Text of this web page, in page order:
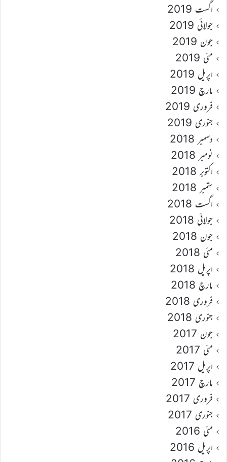
اگست 2019
جولائی 2019
جون 2019
مئی 2019
اپریل 2019
مارچ 2019
فروری 2019
جنوری 2019
دسمبر 2018
نومبر 2018
اکتوبر 2018
ستمبر 2018
اگست 2018
جولائی 2018
جون 2018
مئی 2018
اپریل 2018
مارچ 2018
فروری 2018
جنوری 2018
جون 2017
مئی 2017
اپریل 2017
مارچ 2017
فروری 2017
جنوری 2017
مئی 2016
اپریل 2016